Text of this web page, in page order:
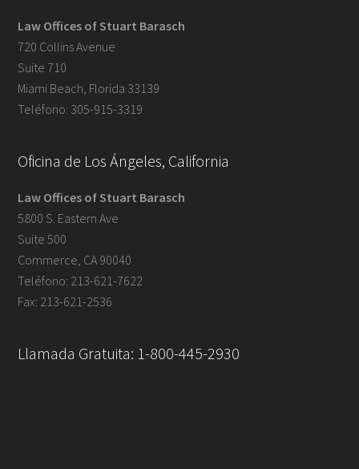
Law Offices of Stuart Barasch
720 Collins Avenue
Suite 710
Miami Beach, Florida 33139
Teléfono: 305-915-3319
Oficina de Los Ángeles, California
Law Offices of Stuart Barasch
5800 S. Eastern Ave
Suite 500
Commerce, CA 90040
Teléfono: 213-621-7622
Fax: 213-621-2536
Llamada Gratuita: 1-800-445-2930